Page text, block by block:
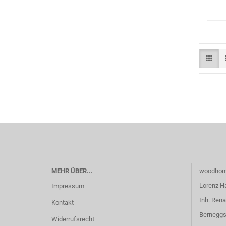
MEHR ÜBER...
Impressum
Kontakt
Widerrufsrecht
Lorenz
Inh.